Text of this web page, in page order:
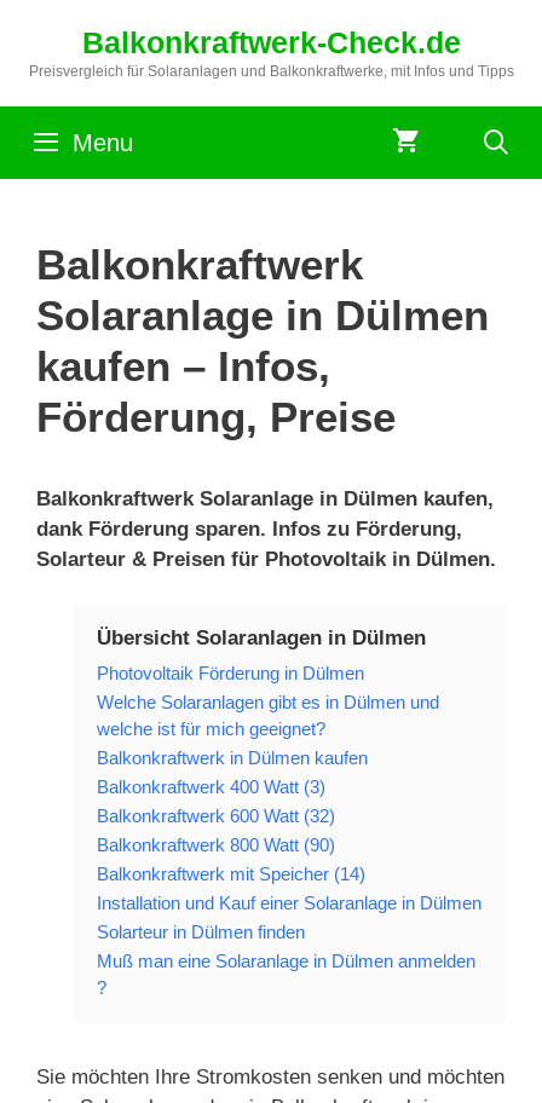
springen
Balkonkraftwerk-Check.de
Preisvergleich für Solaranlagen und Balkonkraftwerke, mit Infos und Tipps
Menu
Balkonkraftwerk
Solaranlage in Dülmen
kaufen – Infos,
Förderung, Preise
Balkonkraftwerk Solaranlage in Dülmen kaufen,
dank Förderung sparen. Infos zu Förderung,
Solarteur & Preisen für Photovoltaik in Dülmen.
Übersicht Solaranlagen in Dülmen
Photovoltaik Förderung in Dülmen
Welche Solaranlagen gibt es in Dülmen und
welche ist für mich geeignet?
Balkonkraftwerk in Dülmen kaufen
Balkonkraftwerk 400 Watt (3)
Balkonkraftwerk 600 Watt (32)
Balkonkraftwerk 800 Watt (90)
Balkonkraftwerk mit Speicher (14)
Installation und Kauf einer Solaranlage in Dülmen
Solarteur in Dülmen finden
Muß man eine Solaranlage in Dülmen anmelden
?
Sie möchten Ihre Stromkosten senken und möchten